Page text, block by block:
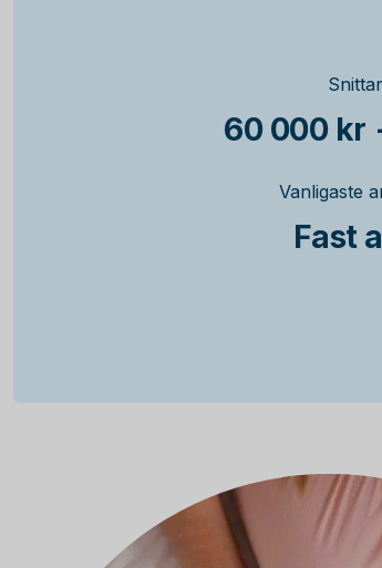
60 000 kr
Vanligaste
Fast